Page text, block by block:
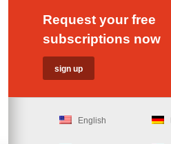
Request your free
subscriptions now
English